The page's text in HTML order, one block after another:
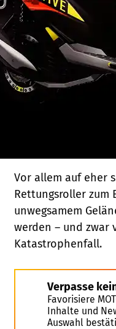
Vor allem auf eher
Rettungsroller zum
unwegsamem
werden – und zwar
Katastrophenfall.
Verpasse
Favorisiere
Inhalte und
Auswahl